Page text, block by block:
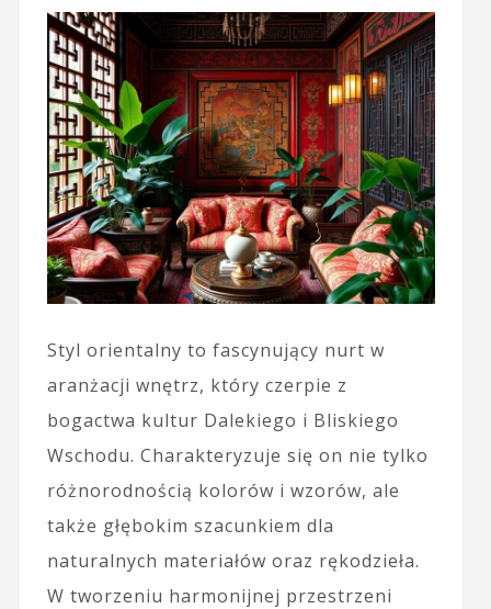
Styl orientalny to fascynujący nurt w
aranżacji wnętrz, który czerpie z
bogactwa kultur Dalekiego i Bliskiego
Wschodu. Charakteryzuje się on nie tylko
różnorodnością kolorów i wzorów, ale
także głębokim szacunkiem dla
naturalnych materiałów oraz rękodzieła.
W tworzeniu harmonijnej przestrzeni